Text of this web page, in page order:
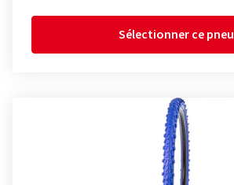
Sélectionner ce pneu